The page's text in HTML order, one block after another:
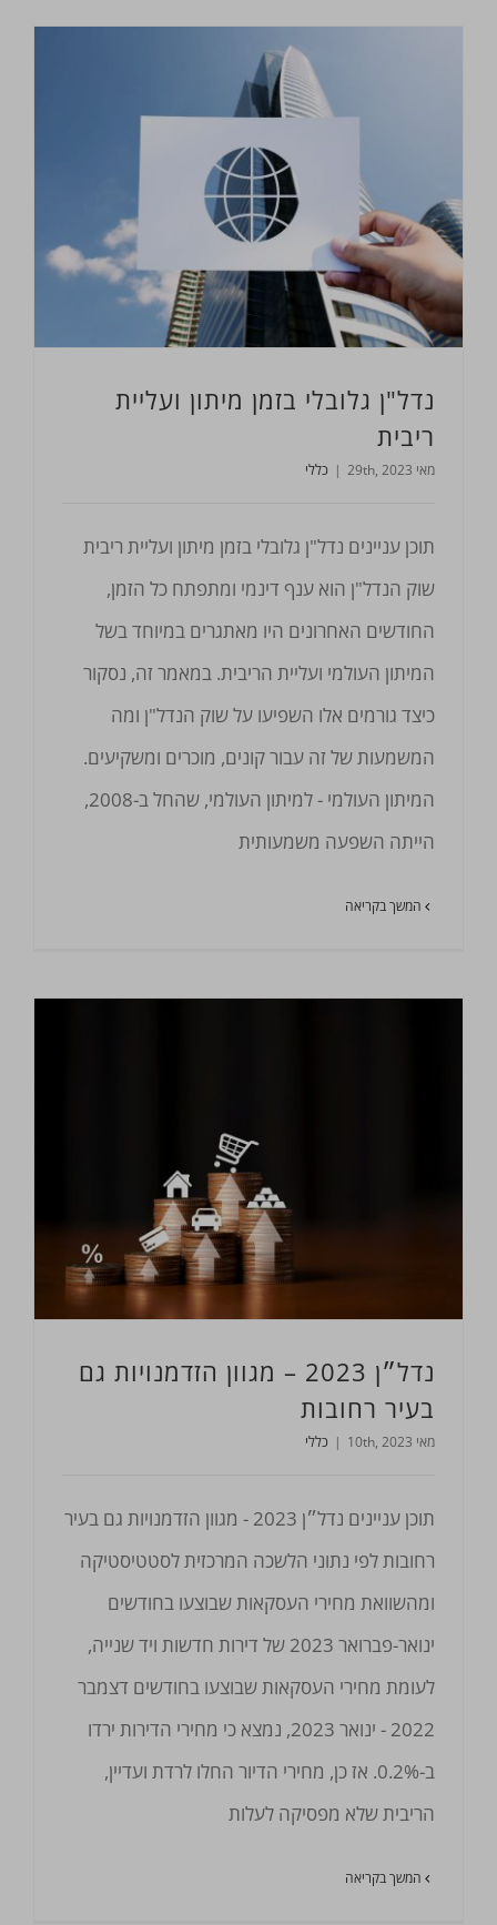
נדל"ן גלובלי בזמן מיתון ועליית
ריבית
מאי 29th, 2023 | כללי
תוכן עניינים נדל"ן גלובלי בזמן מיתון ועליית ריבית
שוק הנדל"ן הוא ענף דינמי ומתפתח כל הזמן,
החודשים האחרונים היו מאתגרים במיוחד בשל
המיתון העולמי ועליית הריבית. במאמר זה, נסקור
כיצד גורמים אלו השפיעו על שוק הנדל"ן ומה
המשמעות של זה עבור קונים, מוכרים ומשקיעים.
המיתון העולמי - למיתון העולמי, שהחל ב-2008,
הייתה השפעה משמעותית
המשך בקריאה
נדל״ן 2023 – מגוון הזדמנויות גם
בעיר רחובות
מאי 10th, 2023 | כללי
תוכן עניינים נדל״ן 2023 - מגוון הזדמנויות גם בעיר
רחובות לפי נתוני הלשכה המרכזית לסטטיסטיקה
ומהשוואת מחירי העסקאות שבוצעו בחודשים
ינואר-פברואר 2023 של דירות חדשות ויד שנייה,
לעומת מחירי העסקאות שבוצעו בחודשים דצמבר
2022 - ינואר 2023, נמצא כי מחירי הדירות ירדו
ב-0.2%. אז כן, מחירי הדיור החלו לרדת ועדיין,
הריבית שלא מפסיקה לעלות
המשך בקריאה